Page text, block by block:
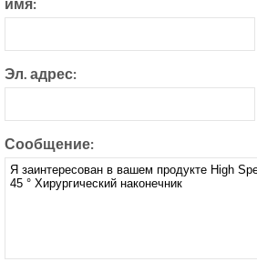
имя:
Эл. адрес:
Сообщение: